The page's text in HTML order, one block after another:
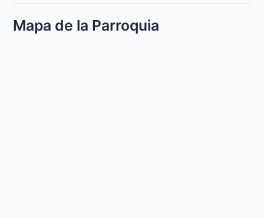
s
Mapa de la Parroquia